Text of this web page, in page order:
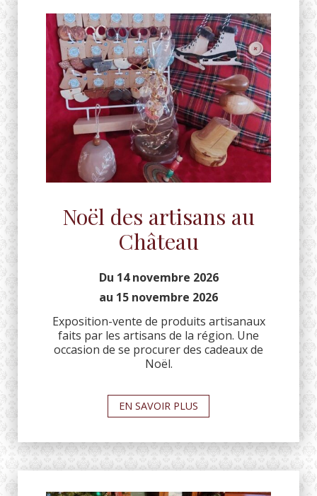
Noël des artisans au
Château
Du 14 novembre 2026
au 15 novembre 2026
Exposition-vente de produits artisanaux
faits par les artisans de la région. Une
occasion de se procurer des cadeaux de
Noël.
EN SAVOIR PLUS